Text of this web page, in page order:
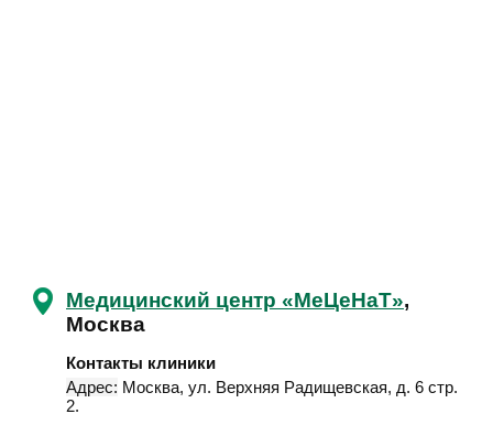
Медицинский центр «МеЦеНаТ»,
Москва
Контакты клиники
Адрес: Москва, ул. Верхняя Радищевская, д. 6 стр.
2.